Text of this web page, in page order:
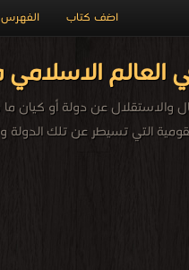
الفهرس اضف كتاب
العالم
والاستقلال عن دولة أو كيان
التي تسيطر عن تلك